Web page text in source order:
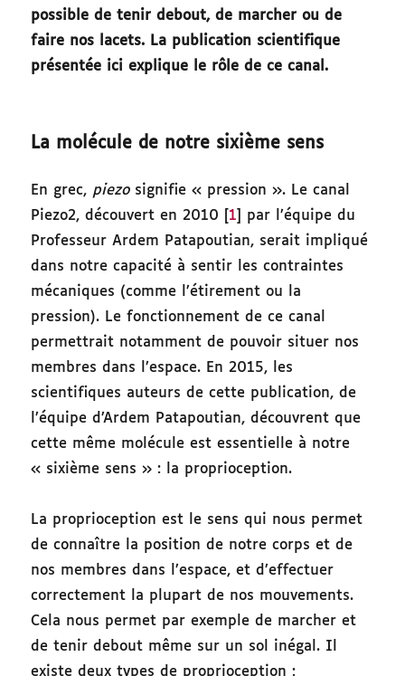
possible de tenir debout, de marcher ou de
faire nos lacets. La publication scientifique
présentée ici explique le rôle de ce canal.
La molécule de notre sixième sens
En grec, piezosignifie « pression ». Le canal
Piezo2, découvert en 2010 [ 1 ] par l’équipe du
Professeur Ardem Patapoutian, serait impliqué
dans notre capacité à sentir les contraintes
mécaniques (comme l’étirement ou la
pression). Le fonctionnement de ce canal
permettrait notamment de pouvoir situer nos
membres dans l’espace. En 2015, les
scientifiques auteurs de cette publication, de
l’équipe d’Ardem Patapoutian, découvrent que
cette même molécule est essentielle à notre
« sixième sens » : la proprioception.
La proprioception est le sens qui nous permet
de connaître la position de notre corps et de
nos membres dans l’espace, et d’effectuer
correctement la plupart de nos mouvements.
Cela nous permet par exemple de marcher et
de tenir debout même sur un sol inégal. Il
existe deux types de proprioception :